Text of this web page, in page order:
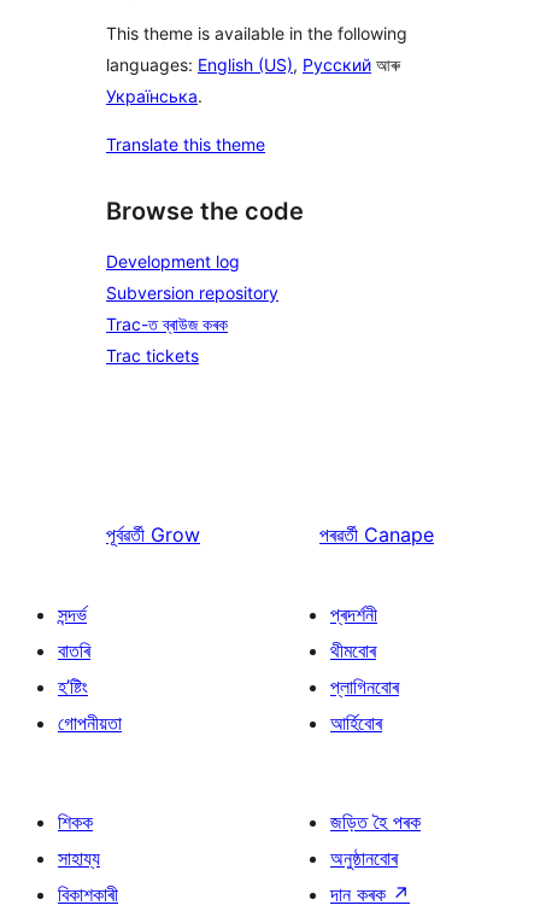
This theme is available in the following
languages: English (US), Русский আৰু
Українська.
Translate this theme
Browse the code
Development log
Subversion repository
Trac-ত ব্ৰাউজ কৰক
Trac tickets
পূৰ্বৱৰ্তী Grow পৰৱৰ্তী Canape
সন্দৰ্ভ
বাতৰি
হ’ষ্টিং
গোপনীয়তা
প্ৰদৰ্শনী
থীমবোৰ
প্লাগিনবোৰ
আৰ্হিবোৰ
শিকক
সাহায্য
বিকাশকাৰী
জড়িত হৈ পৰক
অনুষ্ঠানবোৰ
দান কৰক ↗